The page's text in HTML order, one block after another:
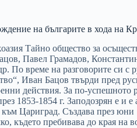
на българите в хода на
Тайно общество за
Павел Грамадов,
По време на разговорите си с
Иван Бацов твърди пред
действия. За по-успешното
1853-1854 г. Заподозрян е и е
Цариград. Създава през юни
където пребивава до края на